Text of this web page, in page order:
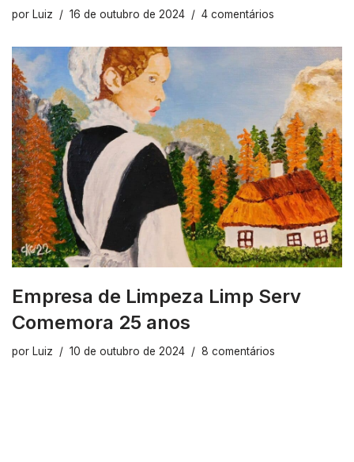
por Luiz 16 de outubro de 2024 4 comentários
Empresa de Limpeza Limp Serv
Comemora 25 anos
por Luiz 10 de outubro de 2024 8 comentários